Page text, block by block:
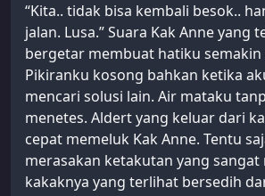
“Kita.. tidak bisa kembali besok..
jalan. Lusa.” Suara Kak Anne yang
bergetar membuat hatiku
Pikiranku kosong bahkan ketika
mencari solusi lain. Air mataku
menetes. Aldert yang keluar dari
cepat memeluk Kak Anne. Tentu
merasakan ketakutan yang
kakaknya yang terlihat bersedih